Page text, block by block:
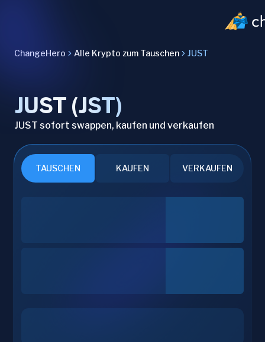
ChangeHero Alle Krypto zum Tauschen JUST
JUST (JST)
JUST sofort swappen, kaufen und verkaufen
TAUSCHEN KAUFEN VERKAUFEN